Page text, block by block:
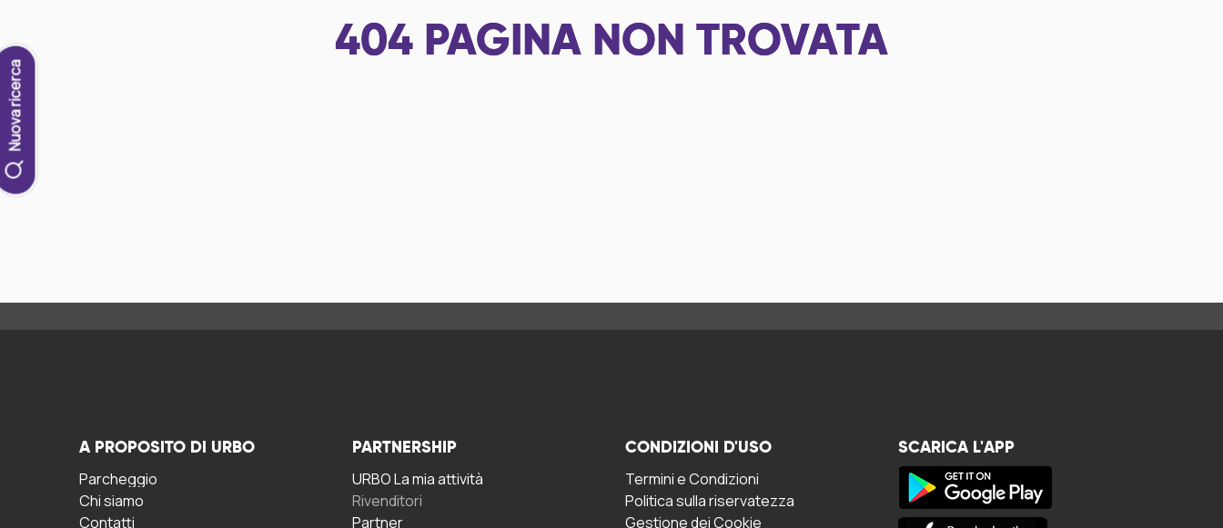
Nuova ricerca
404 PAGINA NON TROVATA
A PROPOSITO DI URBO
Parcheggio
Chi siamo
Contatti
PARTNERSHIP
URBO La mia attività
Rivenditori
Partner
CONDIZIONI D'USO
Termini e Condizioni
Politica sulla riservatezza
Gestione dei Cookie
SCARICA L'APP